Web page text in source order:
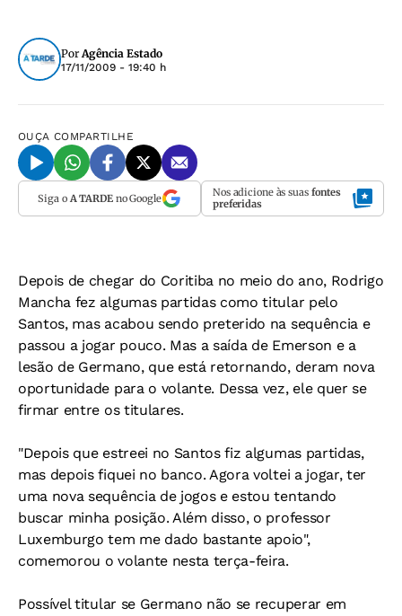
PorAgência Estado
17/11/2009 - 19:40 h
OUÇA COMPARTILHE
Siga o A TARDEno Google Nos adicione às suas fontes
preferidas
Depois de chegar do Coritiba no meio do ano, Rodrigo
Mancha fez algumas partidas como titular pelo
Santos, mas acabou sendo preterido na sequência e
passou a jogar pouco. Mas a saída de Emerson e a
lesão de Germano, que está retornando, deram nova
oportunidade para o volante. Dessa vez, ele quer se
firmar entre os titulares.
"Depois que estreei no Santos fiz algumas partidas,
mas depois fiquei no banco. Agora voltei a jogar, ter
uma nova sequência de jogos e estou tentando
buscar minha posição. Além disso, o professor
Luxemburgo tem me dado bastante apoio",
comemorou o volante nesta terça-feira.
Possível titular se Germano não se recuperar em